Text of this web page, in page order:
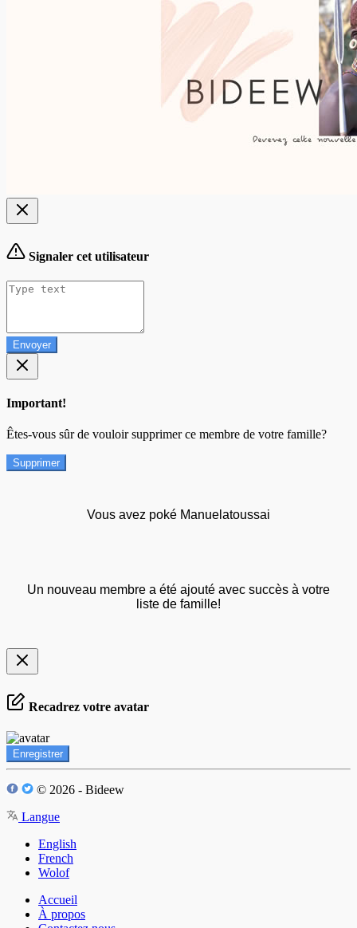
Signaler cet utilisateur
Envoyer
Important!
Êtes-vous sûr de vouloir supprimer ce membre de votre famille?
Supprimer
Vous avez poké Manuelatoussai
Un nouveau membre a été ajouté avec succès à votre
liste de famille!
Recadrez votre avatar
Enregistrer
© 2026 - Bideew
Langue
English
French
Wolof
Accueil
À propos